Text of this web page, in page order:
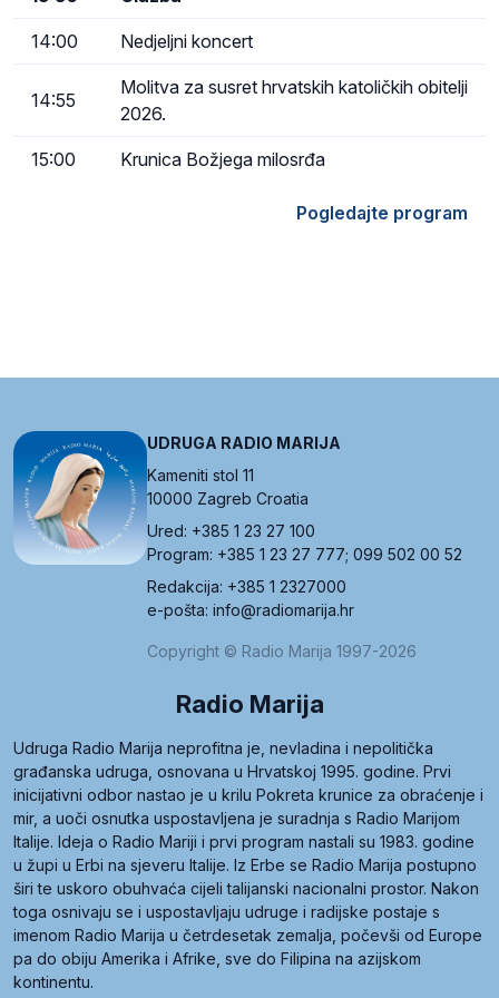
14:00 Nedjeljni koncert
14:55
Molitva za susret hrvatskih katoličkih obitelji
2026.
15:00 Krunica Božjega milosrđa
Pogledajte program
UDRUGA RADIO MARIJA
Kameniti stol 11
10000 Zagreb Croatia
Ured: +385 1 23 27 100
Program: +385 1 23 27 777; 099 502 00 52
Redakcija: +385 1 2327000
e-pošta: info@radiomarija.hr
Copyright © Radio Marija 1997-2026
Radio Marija
Udruga Radio Marija neprofitna je, nevladina i nepolitička
građanska udruga, osnovana u Hrvatskoj 1995. godine. Prvi
inicijativni odbor nastao je u krilu Pokreta krunice za obraćenje i
mir, a uoči osnutka uspostavljena je suradnja s Radio Marijom
Italije. Ideja o Radio Mariji i prvi program nastali su 1983. godine
u župi u Erbi na sjeveru Italije. Iz Erbe se Radio Marija postupno
širi te uskoro obuhvaća cijeli talijanski nacionalni prostor. Nakon
toga osnivaju se i uspostavljaju udruge i radijske postaje s
imenom Radio Marija u četrdesetak zemalja, počevši od Europe
pa do obiju Amerika i Afrike, sve do Filipina na azijskom
kontinentu.